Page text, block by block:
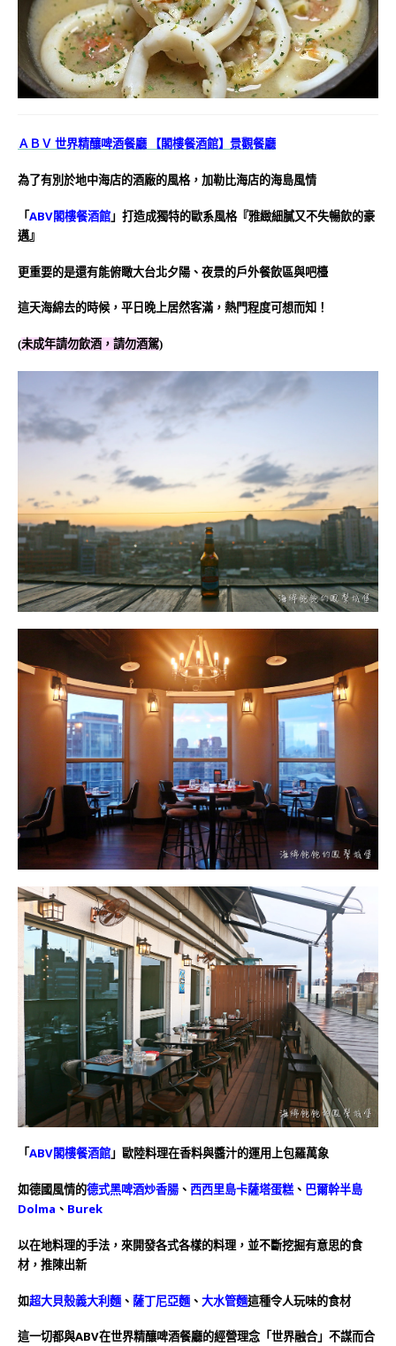
ＡＢＶ 世界精釀啤酒餐廳 【閣樓餐酒館】景觀餐廳
為了有別於地中海店的酒廠的風格，加勒比海店的海島風情
「ABV閣樓餐酒館」打造成獨特的歐系風格『雅緻細膩又不失暢飲的豪
邁』
更重要的是還有能俯瞰大台北夕陽、夜景的戶外餐飲區與吧檯
這天海綿去的時候，平日晚上居然客滿，熱門程度可想而知！
(未成年請勿飲酒，請勿酒駕)
「ABV閣樓餐酒館」歐陸料理在香料與醬汁的運用上包羅萬象
如德國風情的德式黑啤酒炒香腸 、 西西里島卡薩塔蛋糕 、 巴爾幹半島
Dolma 、 Burek
以在地料理的手法，來開發各式各樣的料理，並不斷挖掘有意思的食
材，推陳出新
如超大貝殼義大利麵 、 薩丁尼亞麵 、 大水管麵這種令人玩味的食材
這一切都與ABV在世界精釀啤酒餐廳的經營理念「世界融合」不謀而合